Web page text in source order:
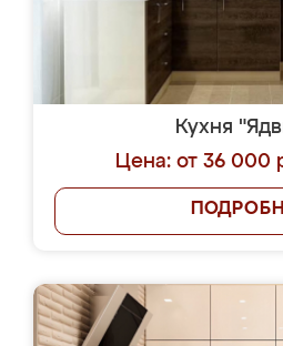
Кухня
Цена: от 36 000